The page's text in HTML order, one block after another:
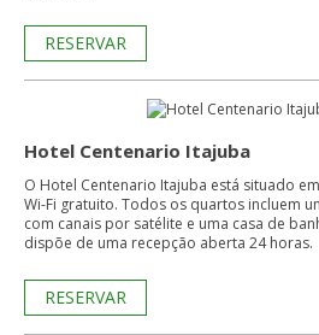
RESERVAR
Hotel Centenario Itajuba
O Hotel Centenario Itajuba está situado
Wi-Fi gratuito. Todos os quartos incluem
com canais por satélite e uma casa de
dispõe de uma recepção aberta 24 horas.
RESERVAR